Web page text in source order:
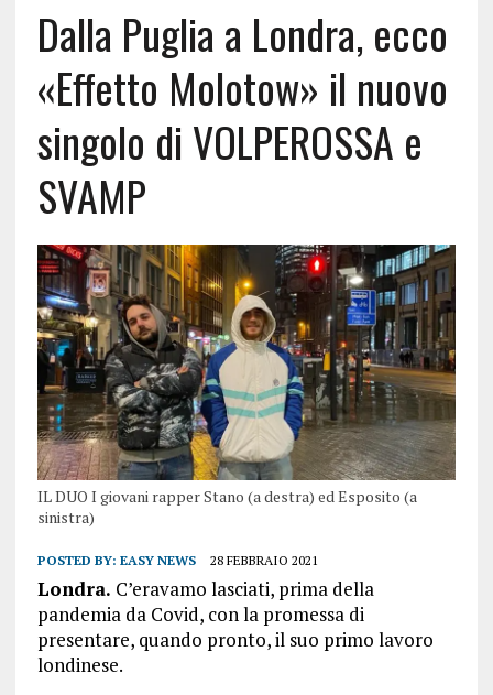
Dalla Puglia a Londra, ecco
«Effetto Molotow» il nuovo
singolo di VOLPEROSSA e
SVAMP
IL DUO I giovani rapper Stano (a destra) ed Esposito (a
sinistra)
POSTED BY: EASY NEWS 28 FEBBRAIO 2021
Londra. C’eravamo lasciati, prima della
pandemia da Covid, con la promessa di
presentare, quando pronto, il suo primo lavoro
londinese.